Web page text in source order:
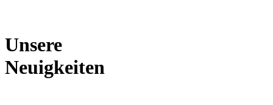
Unsere
Neuigkeiten